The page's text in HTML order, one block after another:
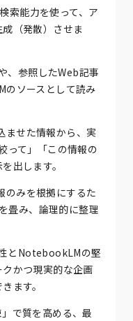
索能力を使って、ア
（発散）させま
、参照したWeb記事
ソースとして読み
せた情報から、実
って」「この情報の
出します。
みを根拠にするた
畳み、論理的に整理
とNotebookLMの堅
かつ現実的な企画
ます。
で質を高める、最